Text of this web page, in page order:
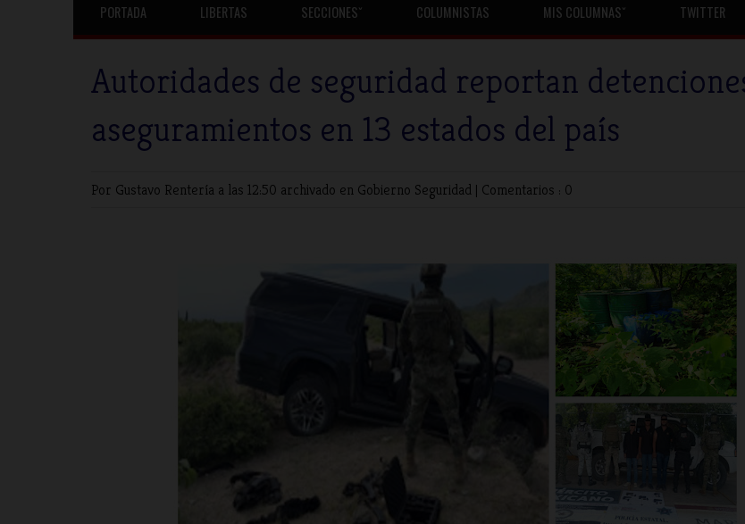
PORTADA LIBERTAS SECCIONESˇ COLUMNISTAS MIS COLUMNASˇ TWITTER
Autoridades de seguridad reportan
aseguramientos en 13 estados del país
Por Gustavo Rentería a las 12:50 archivado en Gobierno Seguridad | Comentarios : 0